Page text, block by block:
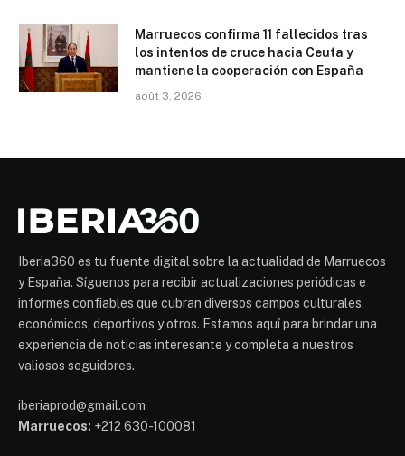
Marruecos confirma 11 fallecidos tras
los intentos de cruce hacia Ceuta y
mantiene la cooperación con España
août 3, 2026
Iberia360 es tu fuente digital sobre la actualidad de Marruecos
y España. Síguenos para recibir actualizaciones periódicas e
informes confiables que cubran diversos campos culturales,
económicos, deportivos y otros. Estamos aquí para brindar una
experiencia de noticias interesante y completa a nuestros
valiosos seguidores.
iberiaprod@gmail.com
Marruecos: +212 630-100081